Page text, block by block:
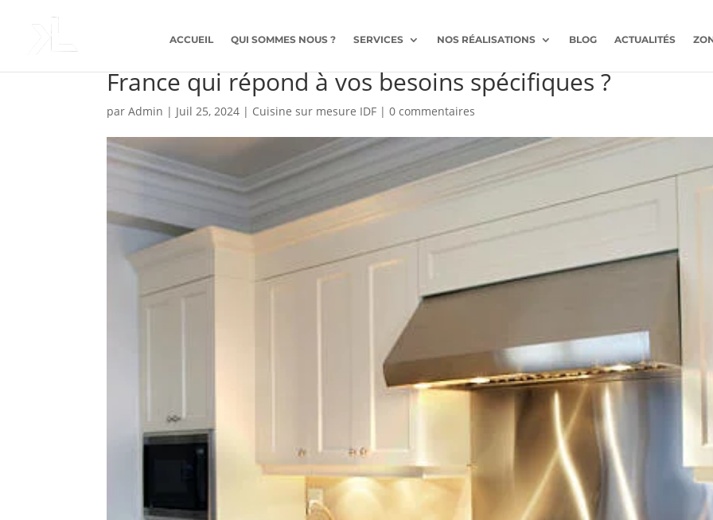
ACCUEIL QUI SOMMES NOUS ? SERVICES NOS RÉALISATIONS BLOG ACTUALITÉS
France qui répond à vos besoins spécifiques ?
parAdmin | Juil 25, 2024 | Cuisine sur mesure IDF |0 commentaires